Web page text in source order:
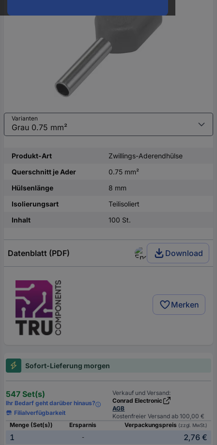
Varianten
Produkt-Art
Zwillings-Aderendhülse
Querschnitt je Ader
0.75 mm²
Hülsenlänge
8 mm
Isolierungsart
Teilisoliert
Inhalt
100 St.
Datenblatt (PDF) Download
Merken
Sofort-Lieferung morgen
547 Set(s)
Ihr Bedarf geht darüber hinaus?
Filialverfügbarkeit
Verkauf und Versand:
Conrad Electronic
AGB
Kostenfreier Versand ab 100,00 €
Menge (Set(s))
Ersparnis Verpackungspreis (zzgl. MwSt.)
1 -
2,76 €